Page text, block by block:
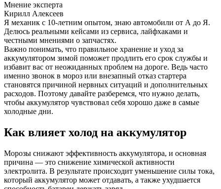
Мнение эксперта
Кирилл Алексеев
Я механик с 10-летним опытом, знаю автомобили от А до Я.
Делюсь реальными кейсами из сервиса, лайфхаками и
честными мнениями о запчастях.
Важно понимать, что правильное хранение и уход за
аккумулятором зимой поможет продлить его срок службы и
избавит вас от неожиданных проблем на дороге. Ведь часто
именно звонок в мороз или внезапный отказ стартера
становятся причиной нервных ситуаций и дополнительных
расходов. Поэтому давайте разберемся, что нужно делать,
чтобы аккумулятор чувствовал себя хорошо даже в самые
холодные дни.
Как влияет холод на аккумулятор
Морозы снижают эффективность аккумулятора, и основная
причина — это снижение химической активности
электролита. В результате происходит уменьшение силы тока,
который аккумулятор может отдавать, а также ухудшается